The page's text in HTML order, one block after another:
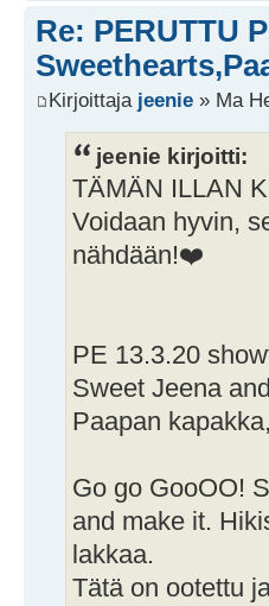
Re: PERUTTU
Kirjoittaja jeenie » Ma
jeenie kirjoitti:
TÄMÄN ILLAN
Voidaan hyvin,
nähdään!❤️
PE 13.3.20
Sweet Jeena
Paapan
Go go GooOO!
and make it.
lakkaa.
Tätä on ootettu